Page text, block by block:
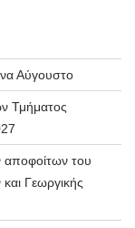
Αύγουστο
Τμήματος
αποφοίτων του
Γεωργικής